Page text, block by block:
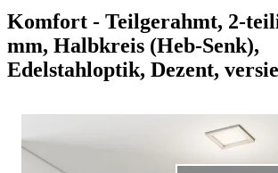
Komfort - Teilgerahmt, 2-
mm, Halbkreis (Heb-Senk),
Edelstahloptik, Dezent,